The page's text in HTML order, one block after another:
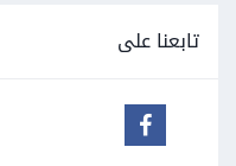
تابعنا على